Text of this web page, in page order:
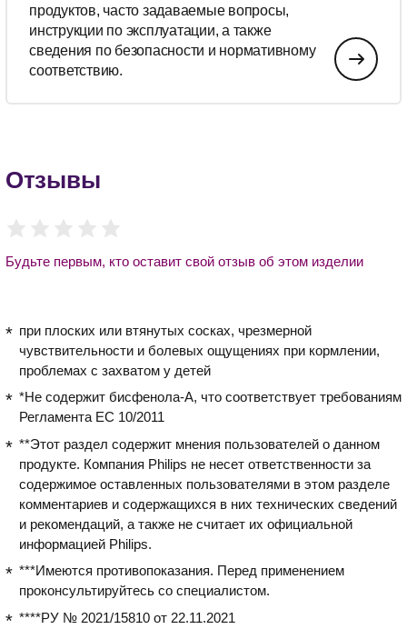
продуктов, часто задаваемые вопросы,
инструкции по эксплуатации, а также
сведения по безопасности и нормативному
соответствию.
Отзывы
Будьте первым, кто оставит свой отзыв об этом изделии
при плоских или втянутых сосках, чрезмерной
чувствительности и болевых ощущениях при кормлении,
проблемах с захватом у детей
*Не содержит бисфенола-А, что соответствует требованиям
Регламента ЕС 10/2011
**Этот раздел содержит мнения пользователей о данном
продукте. Компания Philips не несет ответственности за
содержимое оставленных пользователями в этом разделе
комментариев и содержащихся в них технических сведений
и рекомендаций, а также не считает их официальной
информацией Philips.
***Имеются противопоказания. Перед применением
проконсультируйтесь со специалистом.
****РУ № 2021/15810 от 22.11.2021